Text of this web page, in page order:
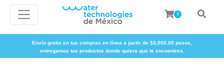
0
Envío gratis en tus compras en línea a partir de $3,000.00 pesos,
entregamos tus productos donde quiera que te encuentres.